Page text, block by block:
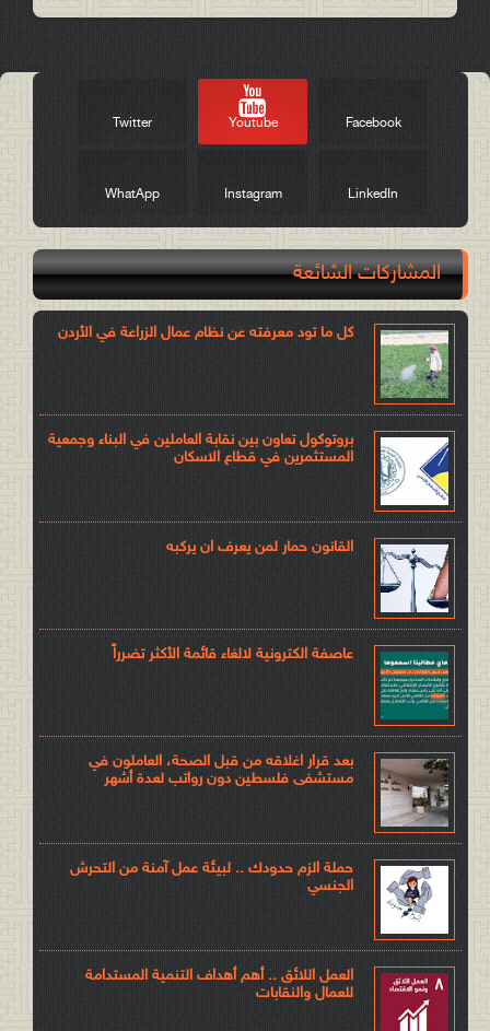
Facebook
Youtube
Twitter
LinkedIn
Instagram
WhatApp
المشاركات الشائعة
كل ما تود معرفته عن نظام عمال الزراعة في الأردن
بروتوكول تعاون بين نقابة العاملين في البناء وجمعية
المستثمرين في قطاع الاسكان
القانون حمار لمن يعرف ان يركبه
عاصفة الكترونية لالغاء قائمة الأكثر تضرراً
بعد قرار اغلاقه من قبل الصحة، العاملون في
مستشفى فلسطين دون رواتب لعدة أشهر
حملة الزم حدودك .. لبيئة عمل آمنة من التحرش
الجنسي
العمل اللائق .. أهم أهداف التنمية المستدامة
للعمال والنقابات